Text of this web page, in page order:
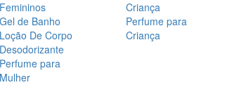
Femininos
Gel de Banho
Loção De Corpo
Desodorizante
Perfume para
Mulher
Criança
Perfume para
Criança